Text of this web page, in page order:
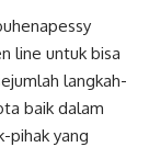
line untuk bisa
langkah-
baik dalam
pihak yang